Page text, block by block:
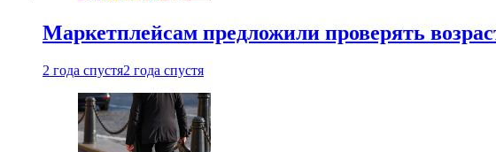
Маркетплейсам предложили проверять
2 года спустя2 года спустя